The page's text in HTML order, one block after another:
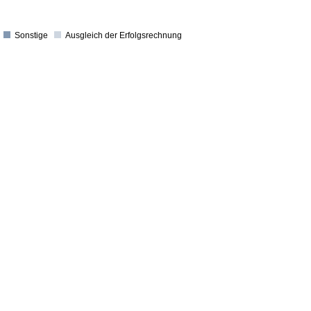
Sonstige Ausgleich der Erfolgsrechnung